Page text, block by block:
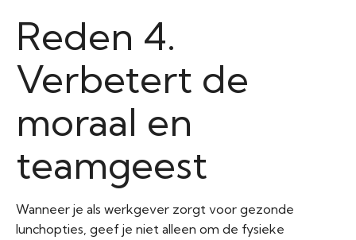
Reden 4.
Verbetert de
moraal en
teamgeest
Wanneer je als werkgever zorgt voor gezonde
lunchopties, geef je niet alleen om de fysieke